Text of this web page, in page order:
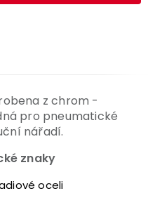
z chrom -
pro pneumatické
nářadí.
znaky
oceli